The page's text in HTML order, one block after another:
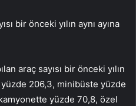
bir önceki yılın aynı ayına
araç sayısı bir önceki yılın
206,3, minibüste yüzde
yüzde 70,8, özel